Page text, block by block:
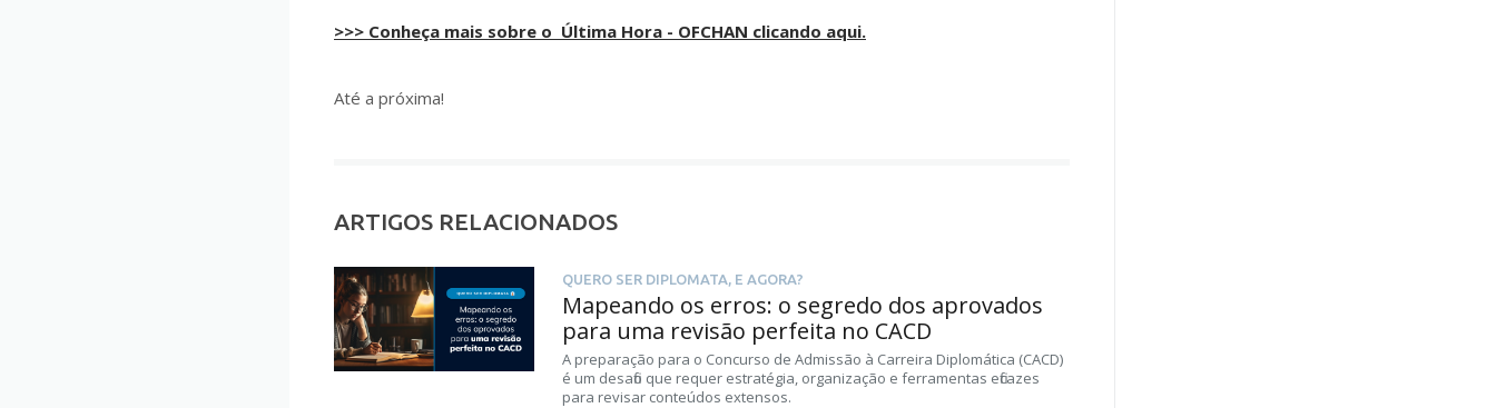
>>> Conheça mais sobre o Última Hora - OFCHAN clicando aqui.
Até a próxima!
ARTIGOS RELACIONADOS
QUERO SER DIPLOMATA, E AGORA?
Mapeando os erros: o segredo dos aprovados
para uma revisão perfeita no CACD
A preparação para o Concurso de Admissão à Carreira Diplomática (CACD)
é um desafio que requer estratégia, organização e ferramentas eficazes
para revisar conteúdos extensos.